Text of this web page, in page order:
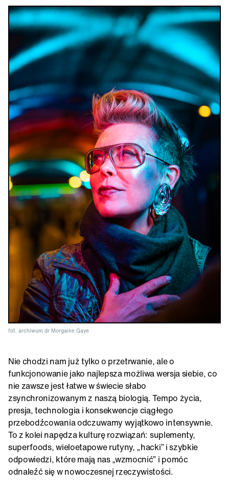
fot. archiwum dr Morgaine Gaye
Nie chodzi nam już tylko o przetrwanie, ale o
funkcjonowanie jako najlepsza możliwa wersja siebie, co
nie zawsze jest łatwe w świecie słabo
zsynchronizowanym z naszą biologią. Tempo życia,
presja, technologia i konsekwencje ciągłego
przebodźcowania odczuwamy wyjątkowo intensywnie.
To z kolei napędza kulturę rozwiązań: suplementy,
superfoods, wieloetapowe rutyny, „hacki” i szybkie
odpowiedzi, które mają nas „wzmocnić” i pomóc
odnaleźć się w nowoczesnej rzeczywistości.